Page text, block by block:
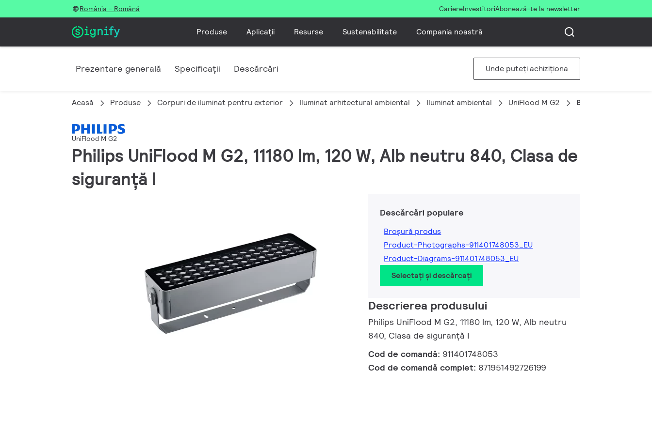
România - Română CariereInvestitoriAbonează-te la newsletter
Produse Aplicații Resurse Sustenabilitate Compania noastră
Prezentare generală Specificații Descărcări Unde puteți achiziționa
Acasă Produse Corpuri de iluminat pentru exterior Iluminat arhitectural ambiental Iluminat ambiental UniFlood M G2 BVP353 60LED 40K
UniFlood M G2
Philips UniFlood M G2, 11180 lm, 120 W, Alb neutru 840, Clasa de
siguranță I
Descărcări populare
Broșură produs
Product-Photographs-911401748053_EU
Product-Diagrams-911401748053_EU
Selectați și descărcați
Descrierea produsului
Philips UniFlood M G2, 11180 lm, 120 W, Alb neutru
840, Clasa de siguranță I
Cod de comandă: 911401748053
Cod de comandă complet: 871951492726199